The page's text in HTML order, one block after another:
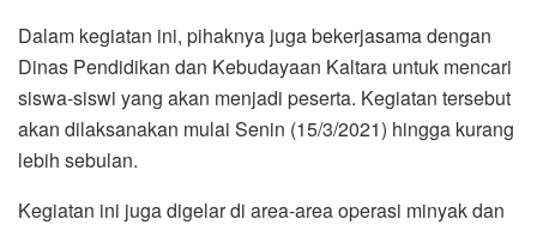
Dalam kegiatan ini, pihaknya juga bekerjasama dengan
Dinas Pendidikan dan Kebudayaan Kaltara untuk mencari
siswa-siswi yang akan menjadi peserta. Kegiatan tersebut
akan dilaksanakan mulai Senin (15/3/2021) hingga kurang
lebih sebulan.
Kegiatan ini juga digelar di area-area operasi minyak dan